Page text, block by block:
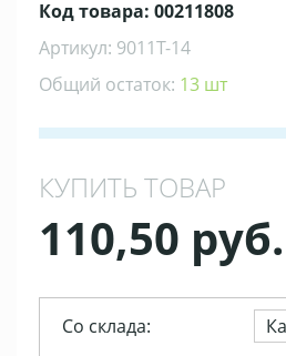
Код товара: 00211808
Артикул: 9011Т-14
Общий остаток: 13 шт
КУПИТЬ ТОВАР
110,50 руб.
Со склада: